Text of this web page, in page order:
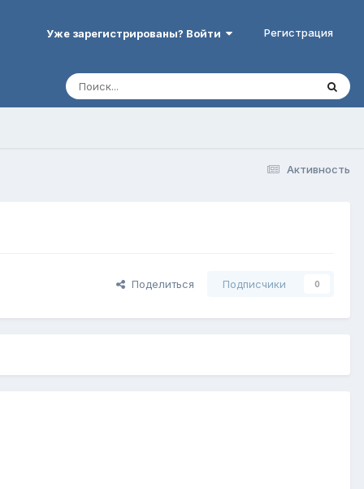
Уже зарегистрированы? Войти Регистрация
Активность
Поделиться Подписчики 0